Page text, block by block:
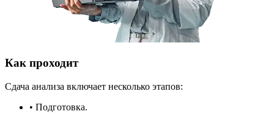
Как проходит
Сдача анализа включает несколько этапов:
• Подготовка.